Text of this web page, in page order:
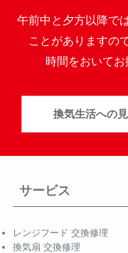
午前中と夕方以降で
ことがありますの
時間をおいてお
換気生活への
サービス
レンジフード 交換修理
換気扇 交換修理